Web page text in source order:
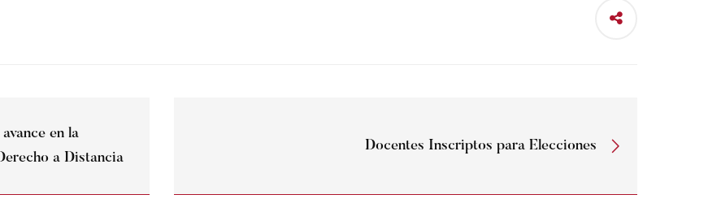
en la
a Distancia
Docentes Inscriptos para Elecciones